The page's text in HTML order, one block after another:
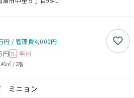
円 /管理費4,000円
円 礼 無料
㎡ / 2階
ミニョン